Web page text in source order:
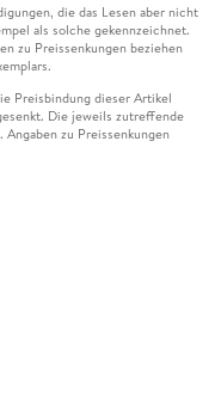
die das Lesen aber nicht
als solche gekennzeichnet.
zu Preissenkungen beziehen
Preisbindung dieser Artikel
Die jeweils zutreffende
zu Preissenkungen